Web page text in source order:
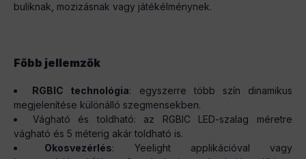
buliknak, mozizásnak vagy játékélménynek.
Főbb jellemzők
RGBIC technológia: egyszerre több szín dinamikus
megjelenítése különálló szegmensekben.
Vágható és toldható: az RGBIC LED-szalag méretre
vágható és 5 méterig akár toldható is.
Okosvezérlés: Yeelight applikációval vagy